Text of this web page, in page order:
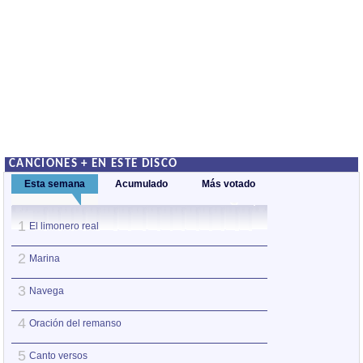
CANCIONES + EN ESTE DISCO
Esta semana Acumulado Más votado
1 El limonero real
2 Marina
3 Navega
4 Oración del remanso
5 Canto versos